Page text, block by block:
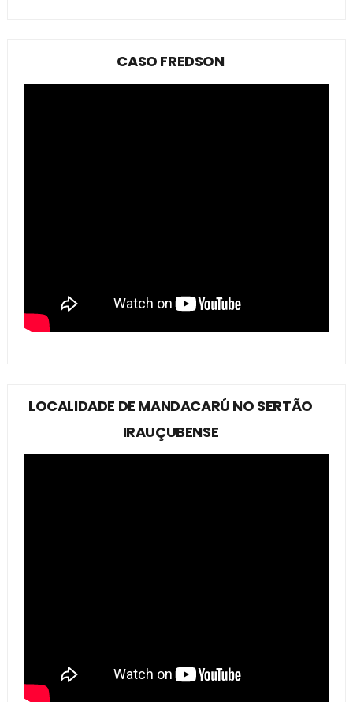
CASO FREDSON
LOCALIDADE DE MANDACARÚ NO SERTÃO
IRAUÇUBENSE